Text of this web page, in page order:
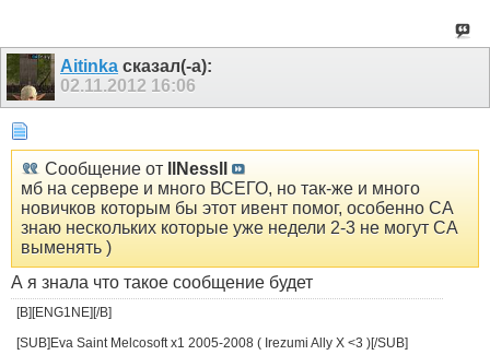
Aitinka сказал(-а):
02.11.2012 16:06
Сообщение от
llNessll
мб на сервере и много ВСЕГО, но так-же и много
новичков которым бы этот ивент помог, особенно СА
знаю нескольких которые уже недели 2-3 не могут СА
выменять )
А я знала что такое сообщение будет
[B][ENG1NE][/B]
[SUB]Eva Saint Melcosoft x1 2005-2008 ( Irezumi Ally X <3 )[/SUB]